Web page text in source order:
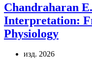
Chandraharan E.
Interpretation:
Physiology
изд. 2026